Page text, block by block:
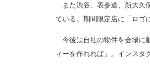
また渋谷、表参道、新大久
ている。期間限定店に「ロゴ
今後は自社の物件を会場に
ィーを作れれば」。インスタ